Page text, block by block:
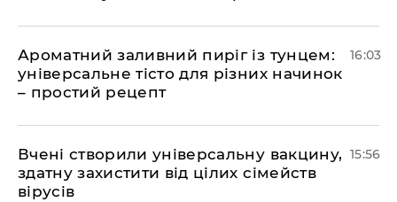
Ароматний заливний пиріг із тунцем:
універсальне тісто для різних начинок
– простий рецепт
16:03
Вчені створили універсальну вакцину,
здатну захистити від цілих сімейств
вірусів
15:56